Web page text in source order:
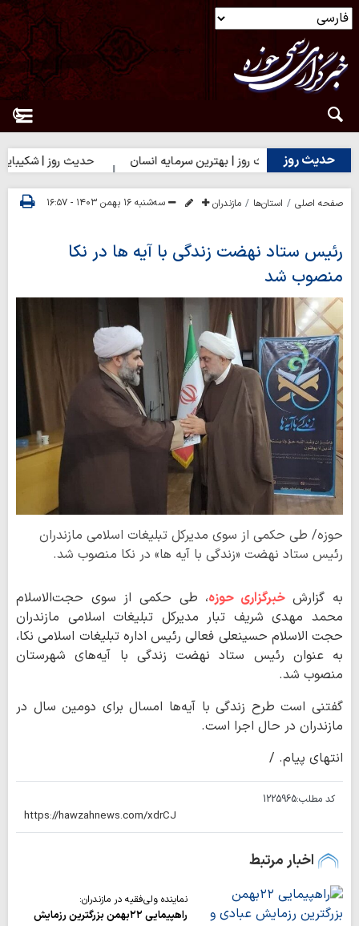
حدیث روز
حدیث روز | بهترین سرمایه انسان حدیث روز | شکیبایی بر
صفحه اصلی استان‌ها مازندران سه‌شنبه ۱۶ بهمن ۱۴۰۳ - ۱۶:۵۷
رئیس ستاد نهضت زندگی با آیه ها در نکا
منصوب شد
حوزه/ طی حکمی از سوی مدیرکل تبلیغات اسلامی مازندران
رئیس ستاد نهضت «زندگی با آیه ها» در نکا منصوب شد.
به گزارشخبرگزاری حوزه، طی حکمی از سوی حجت‌الاسلام
محمد مهدی شریف تبار مدیرکل تبلیغات اسلامی مازندران
حجت الاسلام حسینعلی فعالی رئیس اداره تبلیغات اسلامی نکا،
به عنوان رئیس ستاد نهضت زندگی با آیه‌های شهرستان
منصوب شد.
گفتنی است طرح زندگی با آیه‌ها امسال برای دومین سال در
مازندران در حال اجرا است.
انتهای پیام. /
کد مطلب:1225965
اخبار مرتبط
نماینده ولی‌فقیه در مازندران:
راهپیمایی ۲۲بهمن بزرگترین رزمایش